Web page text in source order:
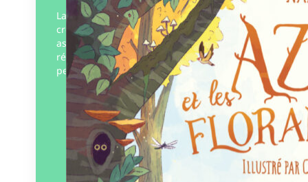
La forêt tout entière était en danger ! Une
créature brûlante parcourait le sous-bois,
assoiffant la flore, effrayant la faune,
résistant aux pouvoirs étonnants de son
petit peuple……
Éditeur :Plumes de Bourdon
Paru le26/06/2026